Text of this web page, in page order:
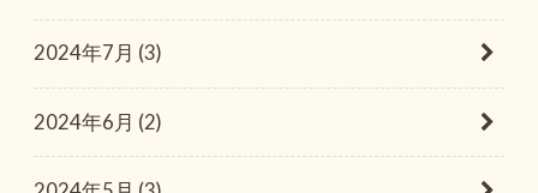
2024年7月 (3)
2024年6月 (2)